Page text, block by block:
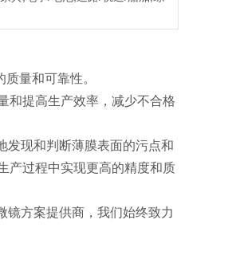
量和可靠性。
和提高生产效率，减少不合格
发现和判断薄膜表面的污点和
产过程中实现更高的精度和质
镜方案提供商，我们始终致力